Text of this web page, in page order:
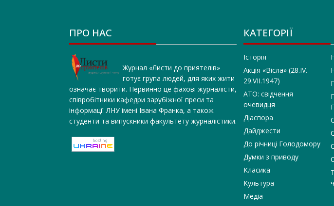
ПРО НАС
Журнал «Листи до приятелів»
готує група людей, для яких жити
означає творити. Первинно це фахові журналісти,
співробітники кафедри зарубіжної преси та
інформації ЛНУ імені Івана Франка, а також
студенти та випускники факультету журналістики.
КАТЕГОРІЇ
Історія
Акція «Вісла» (28.IV.–
29.VII.1947)
АТО: свідчення
очевидця
Діаспора
Дайджести
До річниці Голодомору
Думки з приводу
Класика
Культура
Медіа